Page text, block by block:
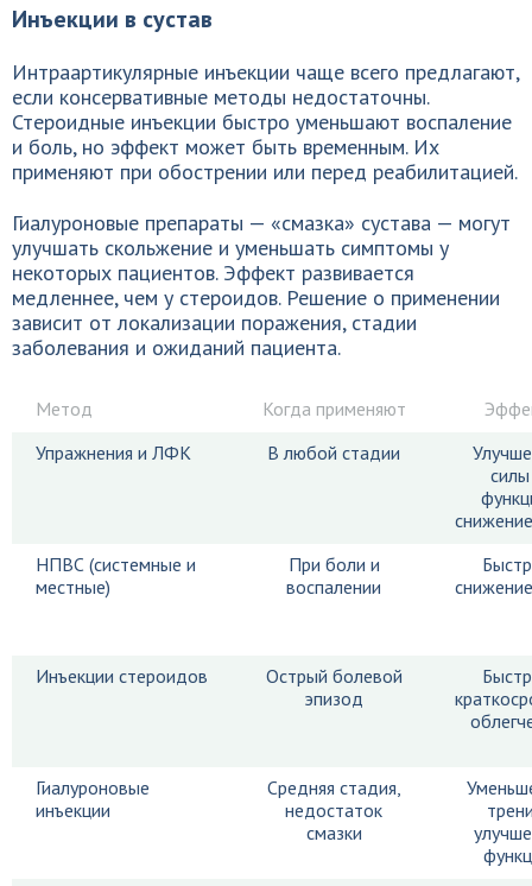
Инъекции в сустав
Интраартикулярные инъекции чаще всего предлагают,
если консервативные методы недостаточны.
Стероидные инъекции быстро уменьшают воспаление
и боль, но эффект может быть временным. Их
применяют при обострении или перед реабилитацией.
Гиалуроновые препараты — «смазка» сустава — могут
улучшать скольжение и уменьшать симптомы у
некоторых пациентов. Эффект развивается
медленнее, чем у стероидов. Решение о применении
зависит от локализации поражения, стадии
заболевания и ожиданий пациента.
Метод Когда применяют
Упражнения и ЛФК
В любой стадии
НПВС (системные и
местные)
При боли и
воспалении
Инъекции стероидов
Острый болевой
эпизод
Гиалуроновые
инъекции
Средняя стадия,
недостаток
смазки